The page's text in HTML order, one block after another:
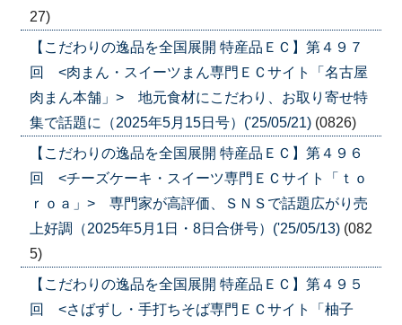
27)
【こだわりの逸品を全国展開 特産品ＥＣ】第４９７
回 <肉まん・スイーツまん専門ＥＣサイト「名古屋
肉まん本舗」> 地元食材にこだわり、お取り寄せ特
集で話題に（2025年5月15日号）('25/05/21) (0826)
【こだわりの逸品を全国展開 特産品ＥＣ】第４９６
回 <チーズケーキ・スイーツ専門ＥＣサイト「ｔｏ
ｒｏａ」> 専門家が高評価、ＳＮＳで話題広がり売
上好調（2025年5月1日・8日合併号）('25/05/13) (082
5)
【こだわりの逸品を全国展開 特産品ＥＣ】第４９５
回 <さばずし・手打ちそば専門ＥＣサイト「柚子